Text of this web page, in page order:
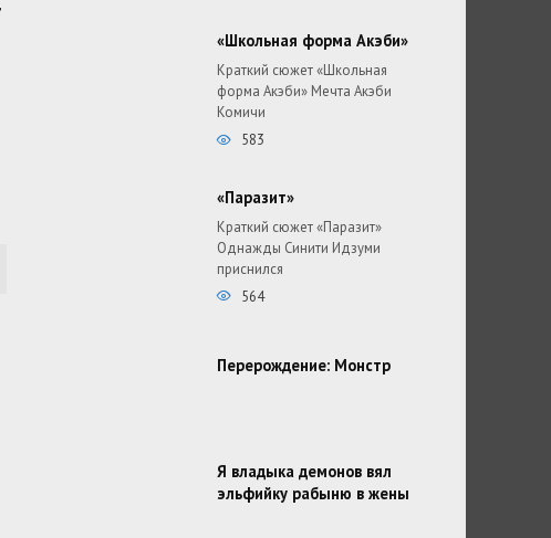
«Школьная форма Акэби»
Краткий сюжет «Школьная
форма Акэби» Мечта Акэби
Комичи
583
«Паразит»
Краткий сюжет «Паразит»
Однажды Синити Идзуми
приснился
564
Перерождение: Монстр
Я владыка демонов вял
эльфийку рабыню в жены